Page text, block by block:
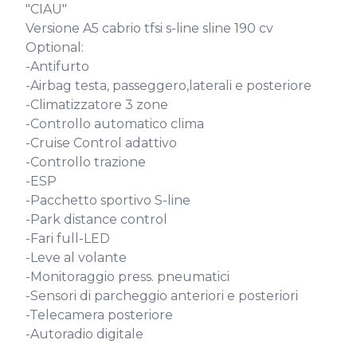
"CIAU"
Versione A5 cabrio tfsi s-line sline 190 cv
Optional:
-Antifurto
-Airbag testa, passeggero,laterali e posteriore
-Climatizzatore 3 zone
-Controllo automatico clima
-Cruise Control adattivo
-Controllo trazione
-ESP
-Pacchetto sportivo S-line
-Park distance control
-Fari full-LED
-Leve al volante
-Monitoraggio press. pneumatici
-Sensori di parcheggio anteriori e posteriori
-Telecamera posteriore
-Autoradio digitale